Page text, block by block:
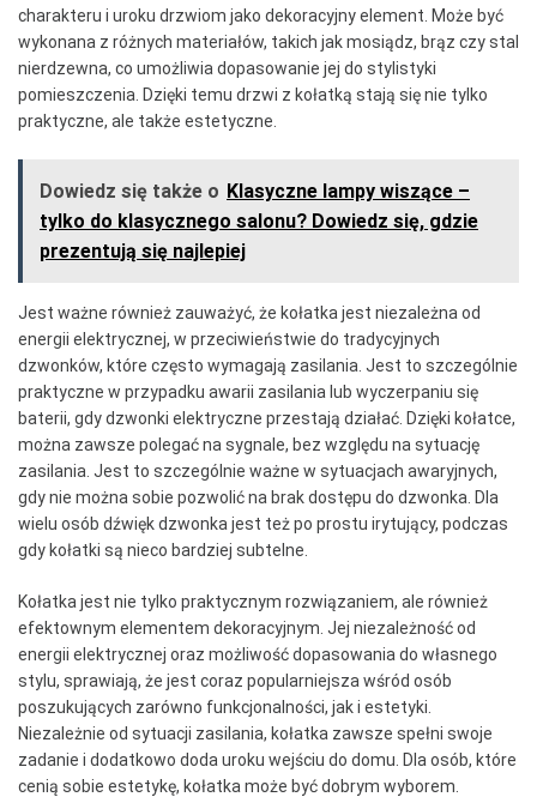
charakteru i uroku drzwiom jako dekoracyjny element. Może być
wykonana z różnych materiałów, takich jak mosiądz, brąz czy stal
nierdzewna, co umożliwia dopasowanie jej do stylistyki
pomieszczenia. Dzięki temu drzwi z kołatką stają się nie tylko
praktyczne, ale także estetyczne.
Dowiedz się także o Klasyczne lampy wiszące –
tylko do klasycznego salonu? Dowiedz się, gdzie
prezentują się najlepiej
Jest ważne również zauważyć, że kołatka jest niezależna od
energii elektrycznej, w przeciwieństwie do tradycyjnych
dzwonków, które często wymagają zasilania. Jest to szczególnie
praktyczne w przypadku awarii zasilania lub wyczerpaniu się
baterii, gdy dzwonki elektryczne przestają działać. Dzięki kołatce,
można zawsze polegać na sygnale, bez względu na sytuację
zasilania. Jest to szczególnie ważne w sytuacjach awaryjnych,
gdy nie można sobie pozwolić na brak dostępu do dzwonka. Dla
wielu osób dźwięk dzwonka jest też po prostu irytujący, podczas
gdy kołatki są nieco bardziej subtelne.
Kołatka jest nie tylko praktycznym rozwiązaniem, ale również
efektownym elementem dekoracyjnym. Jej niezależność od
energii elektrycznej oraz możliwość dopasowania do własnego
stylu, sprawiają, że jest coraz popularniejsza wśród osób
poszukujących zarówno funkcjonalności, jak i estetyki.
Niezależnie od sytuacji zasilania, kołatka zawsze spełni swoje
zadanie i dodatkowo doda uroku wejściu do domu. Dla osób, które
cenią sobie estetykę, kołatka może być dobrym wyborem.